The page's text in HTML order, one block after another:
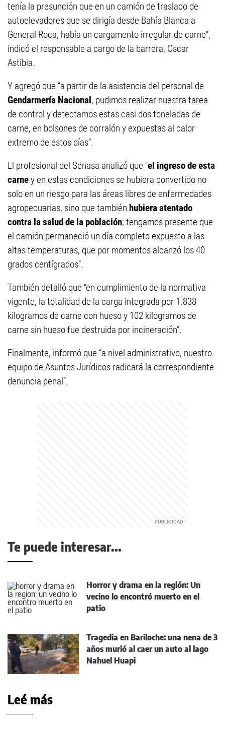
tenía la presunción que en un camión de traslado de
autoelevadores que se dirigía desde Bahía Blanca a
General Roca, había un cargamento irregular de carne”,
indicó el responsable a cargo de la barrera, Oscar
Astibia.
Y agregó que “a partir de la asistencia del personal de
Gendarmería Nacional, pudimos realizar nuestra tarea
de control y detectamos estas casi dos toneladas de
carne, en bolsones de corralón y expuestas al calor
extremo de estos días”.
El profesional del Senasa analizó que “el ingreso de esta
carney en estas condiciones se hubiera convertido no
solo en un riesgo para las áreas libres de enfermedades
agropecuarias, sino que también hubiera atentado
contra la salud de la población; tengamos presente que
el camión permaneció un día completo expuesto a las
altas temperaturas, que por momentos alcanzó los 40
grados centígrados”.
También detalló que “en cumplimiento de la normativa
vigente, la totalidad de la carga integrada por 1.838
kilogramos de carne con hueso y 102 kilogramos de
carne sin hueso fue destruida por incineración”.
Finalmente, informó que “a nivel administrativo, nuestro
equipo de Asuntos Jurídicos radicará la correspondiente
denuncia penal”.
Te puede interesar...
Horror y drama en la región: Un
vecino lo encontró muerto en el
patio
Tragedia en Bariloche: una nena de 3
años murió al caer un auto al lago
Nahuel Huapi
Leé más